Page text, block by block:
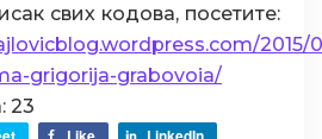
свих кодова, посетите:
2015/
grigorija-grabovoia/
23